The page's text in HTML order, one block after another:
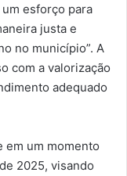
esforço para
justa e
no município”. A
com a valorização
adequado
em um momento
2025, visando